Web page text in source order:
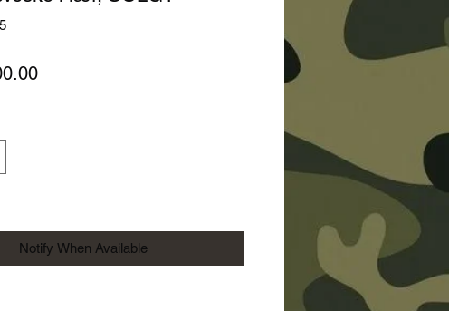
Price
Notify When Available